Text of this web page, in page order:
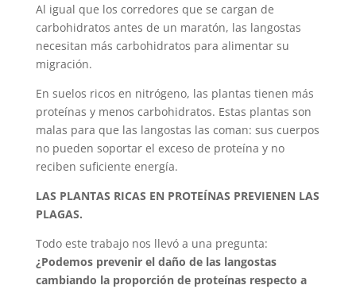
Al igual que los corredores que se cargan de
carbohidratos antes de un maratón, las langostas
necesitan más carbohidratos para alimentar su
migración.
En suelos ricos en nitrógeno, las plantas tienen más
proteínas y menos carbohidratos. Estas plantas son
malas para que las langostas las coman: sus cuerpos
no pueden soportar el exceso de proteína y no
reciben suficiente energía.
LAS PLANTAS RICAS EN PROTEÍNAS PREVIENEN LAS
PLAGAS.
Todo este trabajo nos llevó a una pregunta:
¿Podemos prevenir el daño de las langostas
cambiando la proporción de proteínas respecto a